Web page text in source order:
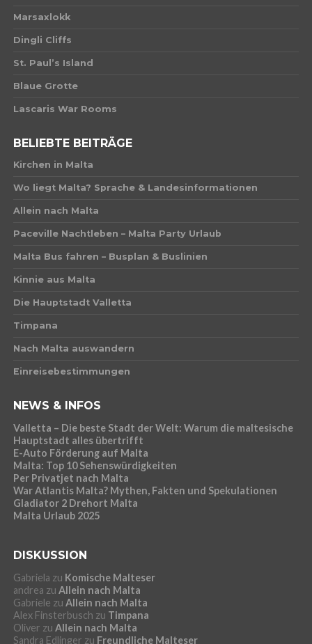
Marsaxlokk
Dingli Cliffs
St. Paul’s Island
Blaue Grotte
Lascaris War Rooms
BELIEBTE BEITRÄGE
Kirchen in Malta
Wo liegt Malta? Sprache & Landesinformationen
Allein nach Malta
Paceville Nachtleben – Malta Party Urlaub
Malta Bus fahren – Busplan & Buslinien
Kinnie aus Malta
Die Hauptstadt Valletta
Timpana
Nach Malta auswandern
Einreisebestimmungen
NEWS & INFOS
Valletta – Die beste Stadt der Welt: Warum die maltesische
Hauptstadt alles übertrifft
E-Auto Förderung auf Malta
Malta: Top 10 Sehenswürdigkeiten
Per Privatjet nach Malta
War Atlantis Malta? Mythen, Fakten und Spekulationen
Gladiator 2 Drehort Malta
Malta Urlaub 2025
DISKUSSION
Gabriela zu Komische Malteser
andrea zu Allein nach Malta
Gabriele zu Allein nach Malta
Alex Finsterbusch zu Timpana
Oliver zu Allein nach Malta
Sandra Edlinger zu Freundliche Malteser